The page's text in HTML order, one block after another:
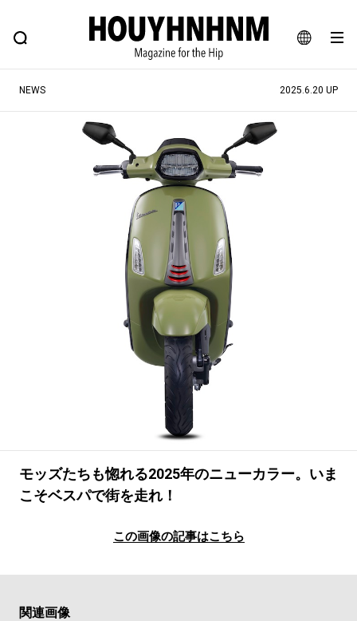
JA
EN
FEATURE BLOG SNAP
ヒップなファッション、カルチャー、ライフスタイルWEBマガジン
#SHOPPING ADDICT #憧れの逸品
#ESSENTIAL DESIGNS #古着サミット
#マイナーグッド図鑑
#路地裏てぃーん。 #MONTHLY JOURNAL
#GH 銘品の所以 #フイナムのYouTube
#FOCUS IT #AH.H
#FASHION #MUSIC
#SNEAKER #OUTDOOR
#HANDSOME HANDBOOK
NEWS 2025.6.20 UP
モッズたちも惚れる2025年のニューカラー。いま
こそベスパで街を走れ！
この画像の記事はこちら
関連画像